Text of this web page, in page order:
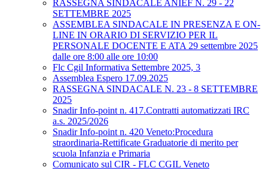
RASSEGNA SINDACALE ANIEF N. 29 - 22
SETTEMBRE 2025
ASSEMBLEA SINDACALE IN PRESENZA E ON-
LINE IN ORARIO DI SERVIZIO PER IL
PERSONALE DOCENTE E ATA 29 settembre 2025
dalle ore 8:00 alle ore 10:00
Flc Cgil Informativa Settembre 2025, 3
Assemblea Espero 17.09.2025
RASSEGNA SINDACALE N. 23 - 8 SETTEMBRE
2025
Snadir Info-point n. 417.Contratti automatizzati IRC
a.s. 2025/2026
Snadir Info-point n. 420 Veneto:Procedura
straordinaria-Rettificate Graduatorie di merito per
scuola Infanzia e Primaria
Comunicato sul CIR - FLC CGIL Veneto